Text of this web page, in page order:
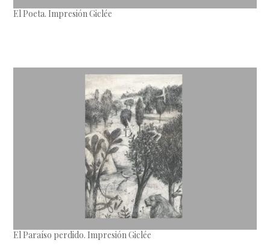
El Poeta. Impresión Giclée
El Paraíso perdido. Impresión Giclée